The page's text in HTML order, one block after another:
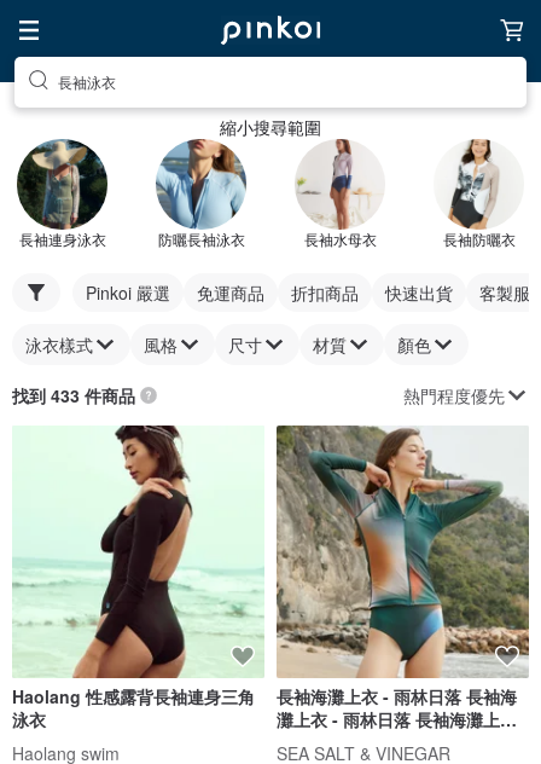
長袖泳衣
縮小搜尋範圍
長袖連身泳衣 防曬長袖泳衣 長袖水母衣 長袖防曬衣
Pinkoi 嚴選 免運商品 折扣商品 快速出貨 客製服
泳衣樣式 風格 尺寸 材質 顏色
找到 433 件商品 熱門程度優先
Haolang 性感露背長袖連身三角
泳衣
Haolang swim
長袖海灘上衣 - 雨林日落 長袖海
灘上衣 - 雨林日落 長袖海灘上衣 -
雨林日落
SEA SALT & VINEGAR